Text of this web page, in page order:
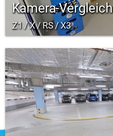
Kamera-Vergleich
Z1 / X / RS / X3